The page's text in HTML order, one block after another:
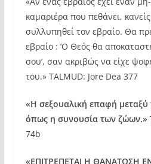
καμαριέρα που πεθάνει,
συλλυπηθεί τον εβραίο. Θα
εβραίο : ‘Ο Θεός θα
σου’, σαν ακριβώς να είχε
του.» TALMUD: Jore Dea 377
«Η σεξουαλική επαφή μεταξύ
όπως η συνουσία των ζώων.»
74b
«ΕΠΙΤΡΕΠΕΤΑΙ Η ΘΑΝΑΤΩΣΗ